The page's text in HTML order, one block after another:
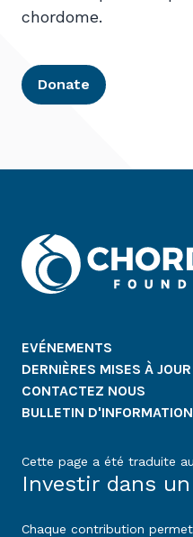
chordome.
Donate
EVÉNEMENTS
DERNIÈRES MISES À JOUR
CONTACTEZ NOUS
BULLETIN D'INFORMATION
Cette page a été traduite
Investir dans
Chaque contribution